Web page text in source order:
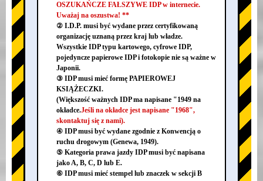
OSZUKAŃCZE FAŁSZYWE IDP w internecie.
Uważaj na oszustwa! **
② I.D.P. musi być wydane przez certyfikowaną
organizację uznaną przez kraj lub władze.
Wszystkie IDP typu kartowego, cyfrowe IDP,
pojedyncze papierowe IDP i fotokopie nie są ważne w
Japonii.
③ IDP musi mieć formę PAPIEROWEJ
KSIĄŻECZKI.
(Większość ważnych IDP ma napisane "1949 na
okładce.Jeśli na okładce jest napisane "1968",
skontaktuj się z nami).
④ IDP musi być wydane zgodnie z Konwencją o
ruchu drogowym (Genewa, 1949).
⑤ Kategoria prawa jazdy IDP musi być napisana
jako A, B, C, D lub E.
⑥ IDP musi mieć stempel lub znaczek w sekcji B